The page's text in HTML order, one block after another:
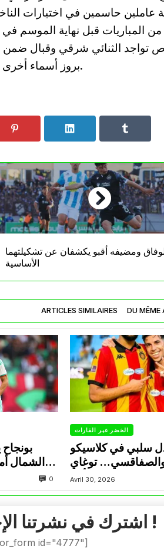
عاملين حاسمين في اختيارات
المباريات قبل نهاية الموسم
تواجد الثنائي شرقي وقبال ضمن
بروز أسماء أخرى قدمت مستويات مقنعة خلال التوقف الدولي الأخير.
ومضيفه أقبو يكشفان عن تشكيلتهما
الأساسية
ARTICLES SIMILAIRES DU MÊME
الشمال
0
الخضر عبر القارات
سلبي في كلاسيكو
توغاي
جزاء وبوعالية يتألق
Avril 30, 2026
اشترك في نشرتنا الإخبارية !
id="4777"]